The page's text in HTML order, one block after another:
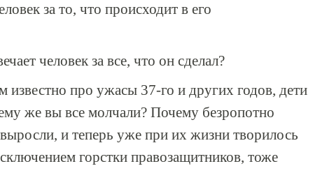
за то, что происходит в его
человек за все, что он сделал?
известно про ужасы 37-го и других годов, дети
же вы все молчали? Почему безропотно
и теперь уже при их жизни творилось
горстки правозащитников, тоже